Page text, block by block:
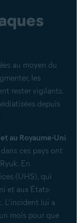
au moyen du
les
rester vigilants.
depuis
au Royaume-Uni
ces pays ont
En
(UHS), qui
et aux États-
L’incident lui a
mois pour que